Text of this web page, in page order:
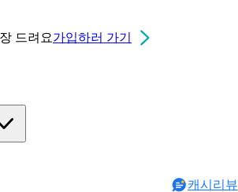
드려요가입하러 가기
캐시리뷰